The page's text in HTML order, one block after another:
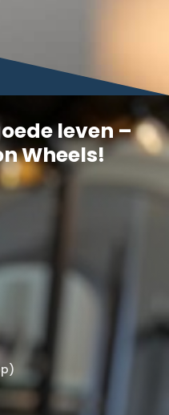
leven –
Wheels!